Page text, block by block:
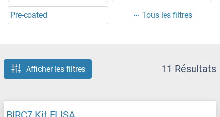
Pre-coated Tous les filtres
Afficher les filtres 11 Résultats
BIRC7 Kit ELISA